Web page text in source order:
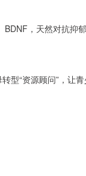
，天然对抗抑
型“资源顾问”，让